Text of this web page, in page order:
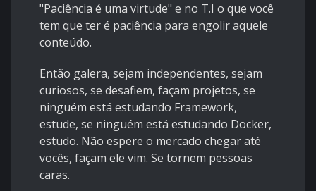
"Paciência é uma virtude" e no T.I o que você
tem que ter é paciência para engolir aquele
conteúdo.
Então galera, sejam independentes, sejam
curiosos, se desafiem, façam projetos, se
ninguém está estudando Framework,
estude, se ninguém está estudando Docker,
estudo. Não espere o mercado chegar até
vocês, façam ele vim. Se tornem pessoas
caras.